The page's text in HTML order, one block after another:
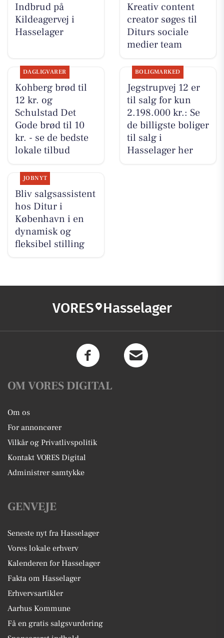
Indbrud på
Kildeagervej i
Hasselager
Kreativ content
creator søges til
Diturs sociale
medier team
DAGLIGVARER
Kohberg brød til
12 kr. og
Schulstad Det
Gode brød til 10
kr. - se de bedste
lokale tilbud
BOLIGMARKED
Jegstrupvej 12 er
til salg for kun
2.198.000 kr.: Se
de billigste boliger
til salg i
Hasselager her
JOBNYT
Bliv salgsassistent
hos Ditur i
København i en
dynamisk og
fleksibel stilling
VORES Hasselager
OM VORES DIGITAL
Om os
For annoncører
Vilkår og Privatlivspolitik
Kontakt VORES Digital
Administrer samtykke
GENVEJE
Seneste nyt fra Hasselager
Vores lokale erhverv
Kalenderen for Hasselager
Fakta om Hasselager
Erhvervsartikler
Aarhus Kommune
Få en gratis salgsvurdering